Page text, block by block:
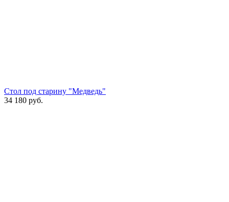
Стол под старину "Медведь"
34 180 руб.